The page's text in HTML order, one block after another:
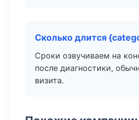
Сколько длится
Сроки озвучиваем на
после диагностики,
визита.